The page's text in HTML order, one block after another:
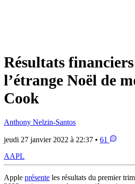
Résultats
l’étrange Noël de
Cook
Anthony Nelzin-Santos
jeudi 27 janvier 2022 à 22:37 • 61
AAPL
Apple présente les résultats du premier